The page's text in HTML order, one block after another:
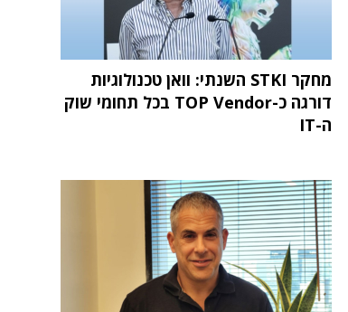
מחקר STKI השנתי: וואן טכנולוגיות
דורגה כ-TOP Vendor בכל תחומי שוק
ה-IT